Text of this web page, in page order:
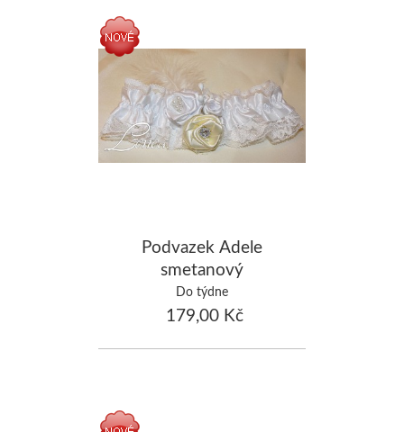
Podvazek Adele
smetanový
Do týdne
179,00 Kč